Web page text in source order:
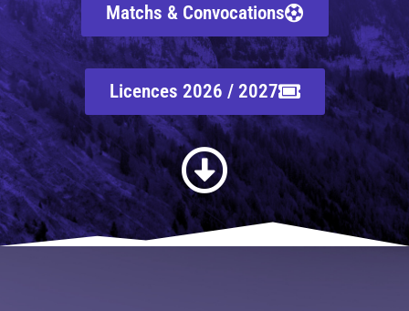
Matchs & Convocations
Licences 2026 / 2027